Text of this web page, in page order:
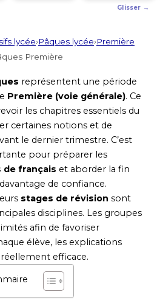
lycée›Pâques lycée›Première
Première
représentent une période
Première (voie générale). Ce
les chapitres essentiels du
certaines notions et de
le dernier trimestre. C’est
pour préparer les
de français et aborder la fin
de confiance.
stages de révision sont
disciplines. Les groupes
afin de favoriser
élève, les explications
efficace.